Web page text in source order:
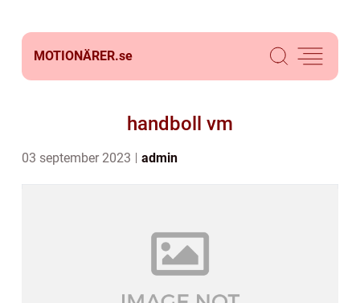
MOTIONÄRER.se
handboll vm
03 september 2023 admin